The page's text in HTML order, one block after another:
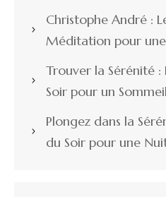
Christophe André :
Méditation pour
Trouver la Sérénité
Soir pour un
Plongez dans la
du Soir pour une